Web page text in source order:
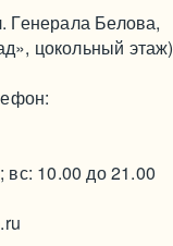
Генерала Белова,
цокольный этаж)
вс: 10.00 до 21.00